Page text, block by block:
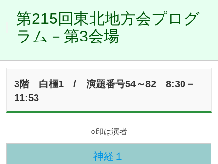
第215回東北地方会プログ
ラム－第3会場
3階 白橿1 / 演題番号54～82 8:30－
11:53
○印は演者
神経１